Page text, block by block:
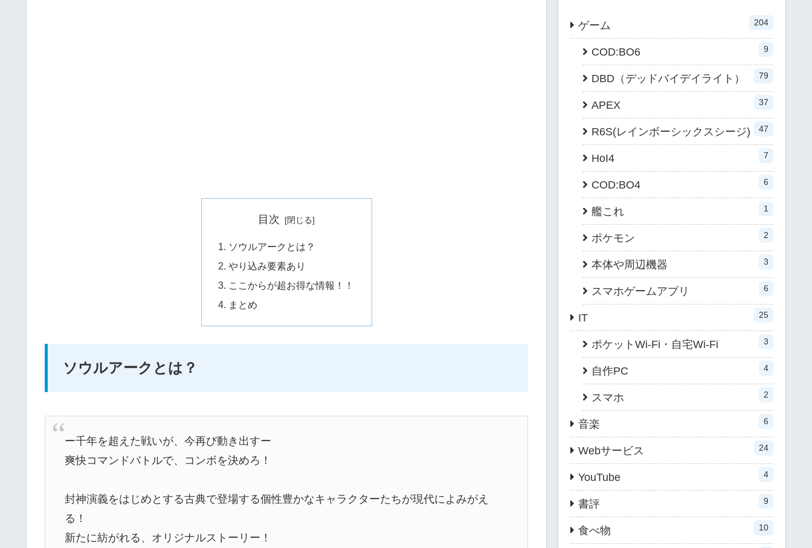
目次
ソウルアークとは？
やり込み要素あり
ここからが超お得な情報！！
まとめ
ソウルアークとは？
ー千年を超えた戦いが、今再び動き出すー
爽快コマンドバトルで、コンボを決めろ！
封神演義をはじめとする古典で登場する個性豊かなキャラクターたちが現代によみがえ
る！
新たに紡がれる、オリジナルストーリー！
ゲーム 204
COD:BO6 9
DBD（デッドバイデイライト） 79
APEX 37
R6S(レインボーシックスシージ) 47
HoI4 7
COD:BO4 6
艦これ 1
ポケモン 2
本体や周辺機器 3
スマホゲームアプリ 6
IT 25
ポケットWi-Fi・自宅Wi-Fi 3
自作PC 4
スマホ 2
音楽 6
Webサービス 24
YouTube 4
書評 9
食べ物 10